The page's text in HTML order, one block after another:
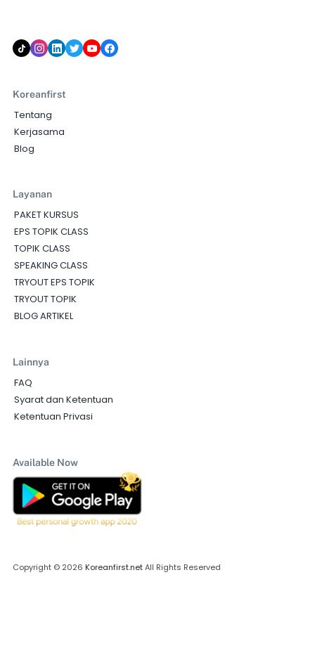
Koreanfirst
Tentang
Kerjasama
Blog
Layanan
PAKET KURSUS
EPS TOPIK CLASS
TOPIK CLASS
SPEAKING CLASS
TRYOUT EPS TOPIK
TRYOUT TOPIK
BLOG ARTIKEL
Lainnya
FAQ
Syarat dan Ketentuan
Ketentuan Privasi
Available Now
Copyright © 2026 Koreanfirst.netAll Rights Reserved